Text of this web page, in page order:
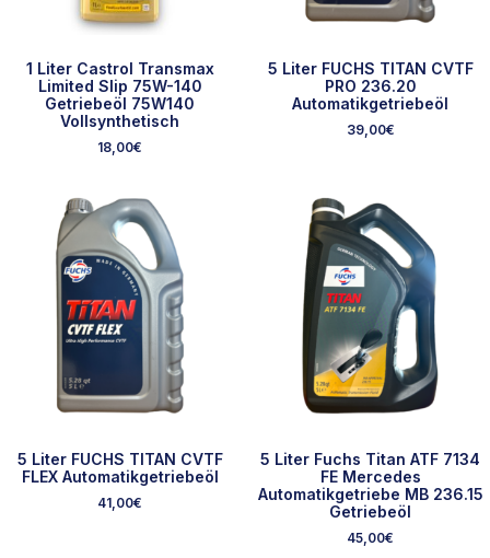
1 Liter Castrol Transmax
Limited Slip 75W-140
Getriebeöl 75W140
Vollsynthetisch
18,00€
5 Liter FUCHS TITAN CVTF
PRO 236.20
Automatikgetriebeöl
39,00€
5 Liter FUCHS TITAN CVTF
FLEX Automatikgetriebeöl
41,00€
5 Liter Fuchs Titan ATF 7134
FE Mercedes
Automatikgetriebe MB 236.15
Getriebeöl
45,00€